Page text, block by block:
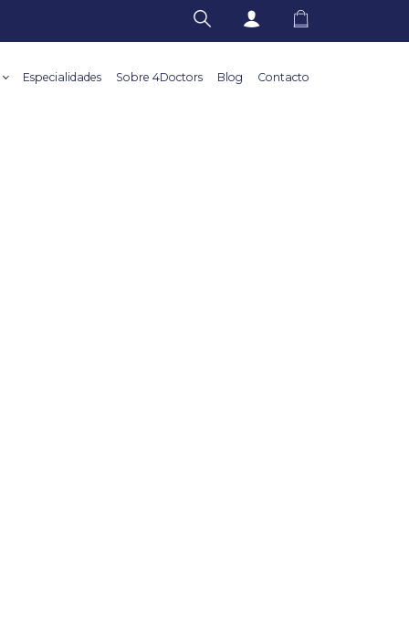
Especialidades Sobre 4Doctors Blog Contacto